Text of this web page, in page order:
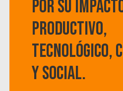
por su
productivo,
tecnológico,
y social.